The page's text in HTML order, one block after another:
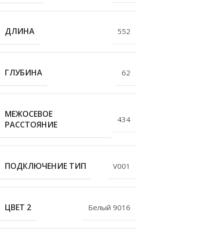
ДЛИНА 552
ГЛУБИНА 62
МЕЖОСЕВОЕ
РАССТОЯНИЕ
434
ПОДКЛЮЧЕНИЕ ТИП V001
ЦВЕТ 2 Белый 9016